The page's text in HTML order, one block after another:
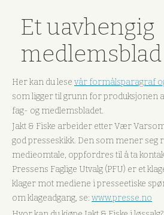
Et uavhengig
medlemsblad
Her kan du lese vår formålsparagraf
som ligger til grunn for produksjonen
fag- og medlemsbladet.
Jakt & Fiske arbeider etter Vær
god presseskikk. Den som mener seg
medieomtale, oppfordres til å ta
Pressens Faglige Utvalg (PFU) er et
klager mot mediene i presseetiske
om klageadgang, se: www.presse.no